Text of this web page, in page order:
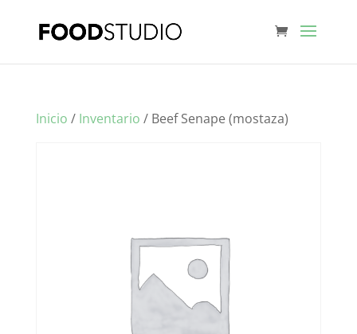
Inicio / Inventario / Beef Senape (mostaza)